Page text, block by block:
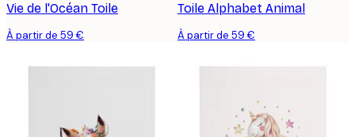
Vie de l'Océan Toile
À partir de 59 €
Toile Alphabet Animal
À partir de 59 €